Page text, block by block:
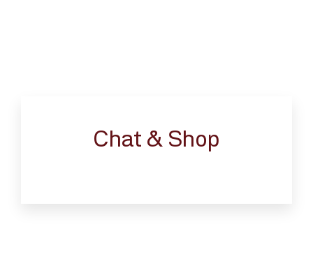
Chat & Shop